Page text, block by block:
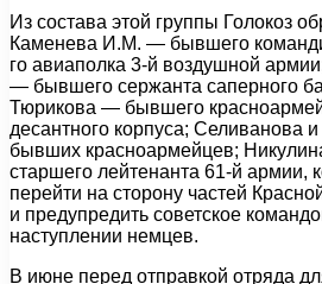
Из состава этой группы Голокоз
Каменева И.М. — бывшего
го авиаполка 3-й воздушной
— бывшего сержанта саперного
Тюрикова — бывшего
десантного корпуса; Селиванова
бывших красноармейцев;
старшего лейтенанта 61-й армии,
перейти на сторону частей
и предупредить советское
наступлении немцев.
В июне перед отправкой отряда